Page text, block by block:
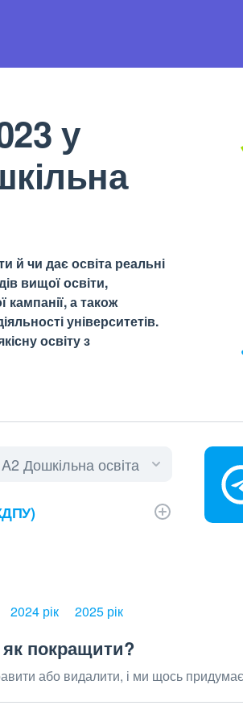
у
й чи дає освіта реальні
вищої освіти,
а також
університетів.
освіту з
2024 рік 2025 рік
покращити?
або видалити, і ми щось